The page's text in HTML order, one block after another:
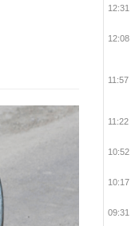
12:31
12:08
11:57
11:22
10:52
10:17
09:31